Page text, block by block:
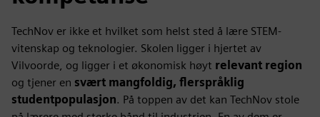
TechNov er ikke et hvilket som helst sted å lære STEM-
vitenskap og teknologier. Skolen ligger i hjertet av
Vilvoorde, og ligger i et økonomisk høyt relevant region
og tjener en svært mangfoldig, flerspråklig
studentpopulasjon. På toppen av det kan TechNov stole